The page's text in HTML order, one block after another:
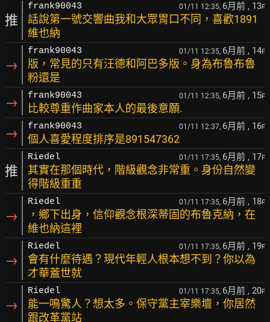
推
frank90043 01/11 12:35, 6月前 , 13F
話說第一號交響曲我和大眾胃口不同，喜歡1891
維也納
→
frank90043 01/11 12:35, 6月前 , 14F
版，常見的只有汪德和阿巴多版。身為布魯布魯
粉還是
→ frank90043 01/11 12:35, 6月前 , 15F
比較尊重作曲家本人的最後意願.
→ frank90043 01/11 12:37, 6月前 , 16F
個人喜愛程度排序是891547362
推
Riedel 01/11 17:35, 6月前 , 17F
其實在那個時代，階級觀念非常重。身份自然變
得階級重重
→
Riedel 01/11 17:35, 6月前 , 18F
，鄉下出身，信仰觀念根深蒂固的布魯克納，在
維也納這裡
→
Riedel 01/11 17:35, 6月前 , 19F
會有什麼待遇？現代年輕人根本想不到？你以為
才華蓋世就
→
Riedel 01/11 17:35, 6月前 , 20F
能一鳴驚人？想太多。保守黨主宰樂壇，你居然
跟改革黨站